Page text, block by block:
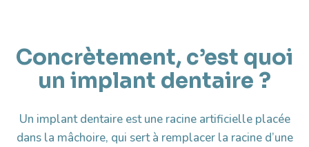
Concrètement, c’est quoi
un implant dentaire ?
Un implant dentaire est une racine artificielle placée
dans la mâchoire, qui sert à remplacer la racine d’une